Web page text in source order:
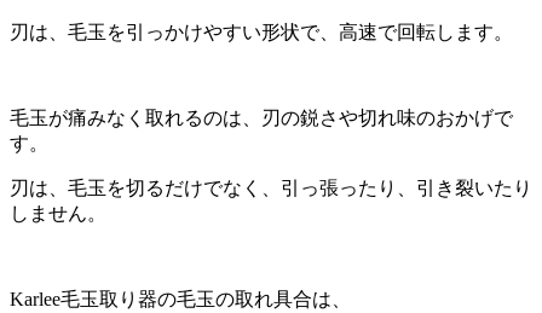
刃は、毛玉を引っかけやすい形状で、高速で回転します。
毛玉が痛みなく取れるのは、刃の鋭さや切れ味のおかげで
す。
刃は、毛玉を切るだけでなく、引っ張ったり、引き裂いたり
しません。
Karlee毛玉取り器の毛玉の取れ具合は、